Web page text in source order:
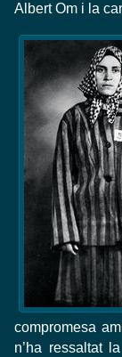
Albert Om i la
compromesa
n’ha ressaltat